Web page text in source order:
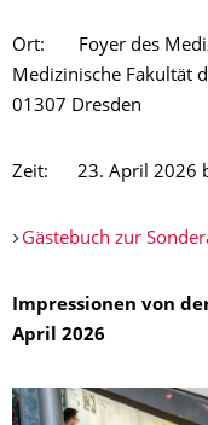
Ort: Foyer des
Medizinische Fakultät
01307 Dresden
Zeit: 23. April 2026
Gästebuch zur
Impressionen von
April 2026